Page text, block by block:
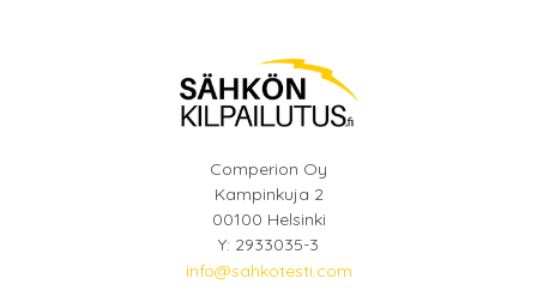
Comperion Oy
Kampinkuja 2
00100 Helsinki
Y: 2933035-3
info@sahkotesti.com